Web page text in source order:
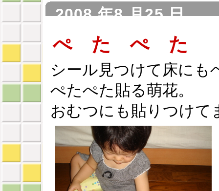
2008 年8 月25 日
ぺ た ぺ た
シール見つけて床にも
ぺたぺた貼る萌花。
おむつにも貼りつけて